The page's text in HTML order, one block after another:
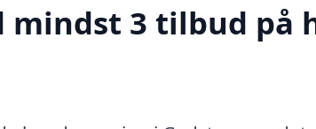
3 tilbud på